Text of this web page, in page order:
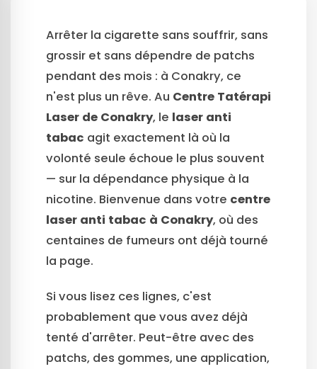
Arrêter la cigarette sans souffrir, sans
grossir et sans dépendre de patchs
pendant des mois : à Conakry, ce
n'est plus un rêve. Au Centre Tatérapi
Laser de Conakry, le laser anti
tabac agit exactement là où la
volonté seule échoue le plus souvent
— sur la dépendance physique à la
nicotine. Bienvenue dans votre centre
laser anti tabac à Conakry, où des
centaines de fumeurs ont déjà tourné
la page.
Si vous lisez ces lignes, c'est
probablement que vous avez déjà
tenté d'arrêter. Peut-être avec des
patchs, des gommes, une application,